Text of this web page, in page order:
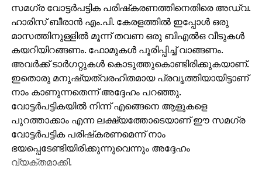
സമഗ്ര വോട്ടര്‍പട്ടിക പരിഷ്‌കരണത്തിനെതിരെ അഡ്വ.
ഹാരിസ് ബീരാന്‍ എം.പി. കേരളത്തില്‍ ഇപ്പോള്‍ ഒരു
മാസത്തിനുള്ളില്‍ മൂന്ന് തവണ ഒരു ബിഎല്‍ഒ വീടുകള്‍
കയറിയിറങ്ങണം. ഫോമുകള്‍ പൂരിപ്പിച്ച് വാങ്ങണം.
അവര്‍ക്ക് ടാര്‍ഗറ്റുകള്‍ കൊടുത്തുകൊണ്ടിരിക്കുകയാണ്.
ഇതൊരു മനുഷ്യത്വരഹിതമായ പ്രവൃത്തിയായിട്ടാണ്
നാം കാണുന്നതെന്ന് അദ്ദേഹം പറഞ്ഞു.
വോട്ടര്‍പട്ടികയില്‍ നിന്ന് എങ്ങെനെ ആളുകളെ
പുറത്താക്കാം എന്ന ലക്ഷ്യത്തോടെയാണ് ഈ സമഗ്ര
വോട്ടര്‍പട്ടിക പരിഷ്‌കരണമെന്ന് നാം
ഭയപ്പെടേണ്ടിയിരിക്കുന്നുവെന്നും അദ്ദേഹം
വ്യക്തമാക്കി.